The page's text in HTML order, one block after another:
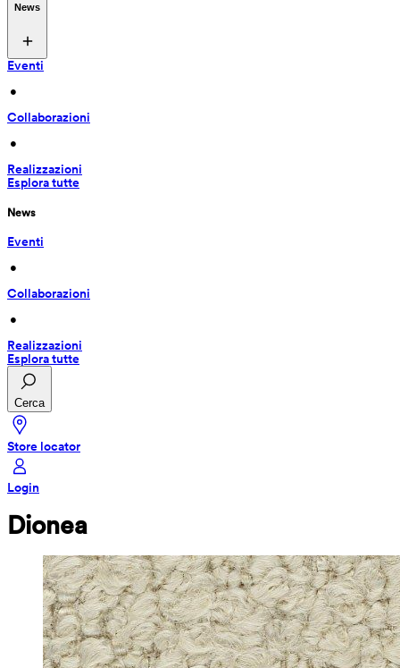
News
Eventi
•
Collaborazioni
•
Realizzazioni
Esplora tutte
News
Eventi
•
Collaborazioni
•
Realizzazioni
Esplora tutte
Cerca
Store locator
Login
Dionea